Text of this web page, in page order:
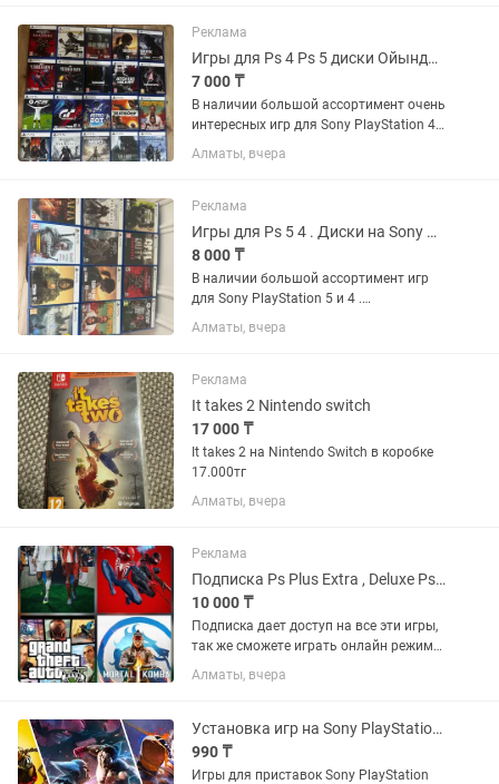
разные !
Реклама
Игры для Ps 4 Ps 5 диски Ойындар PlayStation Slim Pro Слим Про обычный Пс
7 000 ₸
В наличии большой ассортимент очень
интересных игр для Sony PlayStation 4
и 5 . Все игры оригинальные
лицензионные. Гарантия на все игры .
Алматы, вчера
Реклама
Игры для Ps 5 4 . Диски на Sony Playstation FIFA GTA детские спортивные ..
8 000 ₸
В наличии большой ассортимент игр
для Sony PlayStation 5 и 4 .
Оригинальные лицензионные с
гарантией ! Все игры в идеальном
Алматы, вчера
Реклама
It takes 2 Nintendo switch
17 000 ₸
It takes 2 на Nintendo Switch в коробке
17.000тг
Алматы, вчера
Реклама
Подписка Ps Plus Extra , Deluxe Ps4/Ps5
10 000 ₸
Подписка дает доступ на все эти игры,
так же сможете играть онлайн режиме.
Хорошо сэкономитьте если купите
подписку. Mortal Kombat 1, Cyberpunk
Morales (2020)...
Алматы, вчера
Установка игр на Sony PlayStation 4/5 игры PS5/ПС5/PS4/ПС4
990 ₸
Игры для приставок Sony PlayStation